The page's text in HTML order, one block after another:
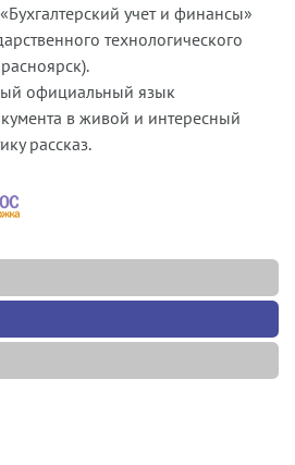
учет и финансы»
технологического
официальный язык
в живой и интересный
рассказ.